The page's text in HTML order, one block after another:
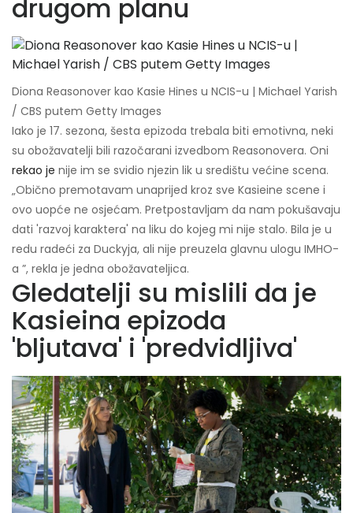
drugom planu
Diona Reasonover kao Kasie Hines u NCIS-u | Michael Yarish
/ CBS putem Getty Images
Iako je 17. sezona, šesta epizoda trebala biti emotivna, neki
su obožavatelji bili razočarani izvedbom Reasonovera. Oni
rekao je nije im se svidio njezin lik u središtu većine scena.
„Obično premotavam unaprijed kroz sve Kasieine scene i
ovo uopće ne osjećam. Pretpostavljam da nam pokušavaju
dati 'razvoj karaktera' na liku do kojeg mi nije stalo. Bila je u
redu radeći za Duckyja, ali nije preuzela glavnu ulogu IMHO-
a ”, rekla je jedna obožavateljica.
Gledatelji su mislili da je
Kasieina epizoda
'bljutava' i 'predvidljiva'